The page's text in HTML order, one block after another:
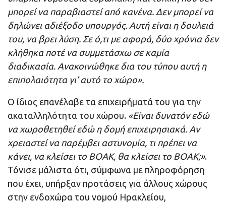
μπορεί να παραβιαστεί από κανένα. Δεν μπορεί να
δηλώνει αδιέξοδο υπουργός. Αυτή είναι η δουλειά
του, να βρει λύση. Σε ό,τι με αφορά, δύο χρόνια δεν
κλήθηκα ποτέ να συμμετάσχω σε καμία
διαδικασία. Ανακοινώθηκε δια του τύπου αυτή η
επιπολαιότητα γι’ αυτό το χώρο».
Ο ίδιος επανέλαβε τα επιχειρήματά του για την
ακαταλληλότητα του χώρου. «Είναι δυνατόν εδώ
να χωροθετηθεί εδώ η δομή επιχειρησιακά. Αν
χρειαστεί να παρέμβει αστυνομία, τι πρέπει να
κάνει, να κλείσει το ΒΟΑΚ, θα κλείσει το ΒΟΑΚ;».
Τόνισε μάλιστα ότι, σύμφωνα με πληροφόρηση
που έχει, υπήρξαν προτάσεις για άλλους χώρους
στην ενδοχώρα του νομού Ηρακλείου,